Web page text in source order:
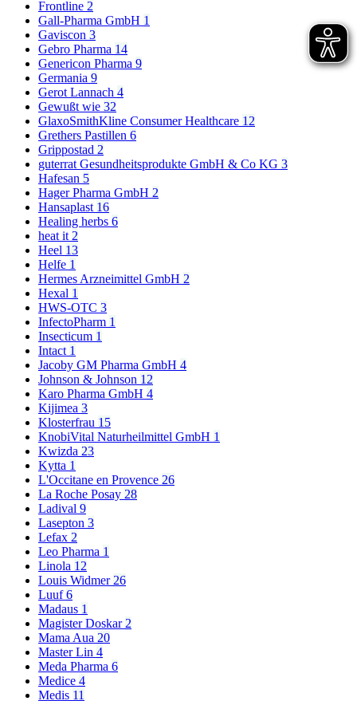
Frontline 2
Gall-Pharma GmbH 1
Gaviscon 3
Gebro Pharma 14
Genericon Pharma 9
Germania 9
Gerot Lannach 4
Gewußt wie 32
GlaxoSmithKline Consumer Healthcare 12
Grethers Pastillen 6
Grippostad 2
guterrat Gesundheitsprodukte GmbH & Co KG 3
Hafesan 5
Hager Pharma GmbH 2
Hansaplast 16
Healing herbs 6
heat it 2
Heel 13
Helfe 1
Hermes Arzneimittel GmbH 2
Hexal 1
HWS-OTC 3
InfectoPharm 1
Insecticum 1
Intact 1
Jacoby GM Pharma GmbH 4
Johnson & Johnson 12
Karo Pharma GmbH 4
Kijimea 3
Klosterfrau 15
KnobiVital Naturheilmittel GmbH 1
Kwizda 23
Kytta 1
L'Occitane en Provence 26
La Roche Posay 28
Ladival 9
Lasepton 3
Lefax 2
Leo Pharma 1
Linola 12
Louis Widmer 26
Luuf6
Madaus 1
Magister Doskar 2
Mama Aua 20
Master Lin 4
Meda Pharma 6
Medice 4
Medis 11